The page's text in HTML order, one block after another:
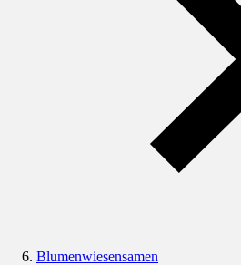
Blumenwiesensamen